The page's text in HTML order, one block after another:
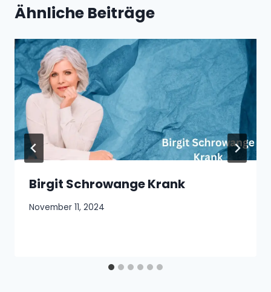
Ähnliche Beiträge
Birgit Schrowange Krank
November 11, 2024